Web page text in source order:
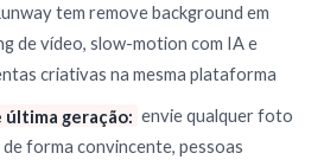
tem remove background em
de vídeo, slow-motion com IA e
criativas na mesma plataforma
última geração: envie qualquer foto
de forma convincente, pessoas